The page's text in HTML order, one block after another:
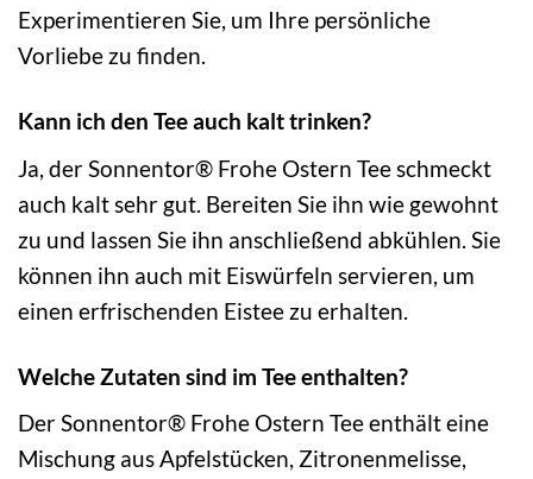
Experimentieren Sie, um Ihre persönliche
Vorliebe zu finden.
Kann ich den Tee auch kalt trinken?
Ja, der Sonnentor® Frohe Ostern Tee schmeckt
auch kalt sehr gut. Bereiten Sie ihn wie gewohnt
zu und lassen Sie ihn anschließend abkühlen. Sie
können ihn auch mit Eiswürfeln servieren, um
einen erfrischenden Eistee zu erhalten.
Welche Zutaten sind im Tee enthalten?
Der Sonnentor® Frohe Ostern Tee enthält eine
Mischung aus Apfelstücken, Zitronenmelisse,